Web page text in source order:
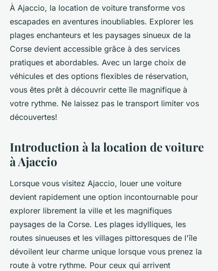
Location voiture ajaccio : la
solution pour vos escapades !
Océane•26 avril 2025•8 min de lecture
À Ajaccio, la location de voiture transforme vos
escapades en aventures inoubliables. Explorer les
plages enchanteurs et les paysages sinueux de la
Corse devient accessible grâce à des services
pratiques et abordables. Avec un large choix de
véhicules et des options flexibles de réservation,
vous êtes prêt à découvrir cette île magnifique à
votre rythme. Ne laissez pas le transport limiter vos
découvertes!
Introduction à la location de voiture
à Ajaccio
Lorsque vous visitez Ajaccio, louer une voiture
devient rapidement une option incontournable pour
explorer librement la ville et les magnifiques
paysages de la Corse. Les plages idylliques, les
routes sinueuses et les villages pittoresques de l'île
dévoilent leur charme unique lorsque vous prenez la
route à votre rythme. Pour ceux qui arrivent